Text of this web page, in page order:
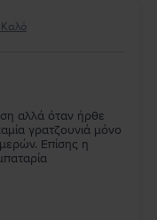
αλλά όταν ήρθε
γρατζουνιά μόνο
Επίσης η